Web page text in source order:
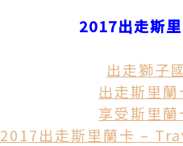
2017出走斯
出走獅子
出走斯里蘭
享受斯里蘭
2017出走斯里蘭卡 –